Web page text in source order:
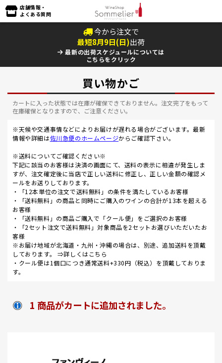
店舗情報・
よくある質問
今から注文で
最短8月9日(日)出荷
最新の出荷スケジュールについては
こちらをクリック
買い物かご
カートに入った状態では在庫が確保できておりません。注文完了をもって
在庫確保となりますので、ご注意ください。
※天候や交通事情などによりお届けが遅れる場合がございます。最新
情報や詳細は佐川急便のホームページからご確認下さい。
※送料についてご確認ください※
下記に該当のお客様は決済の画面にて、送料の表示に相違が発生しま
すが、注文確定後に当店で正しい送料に修正し、正しい金額の確認メ
ールをお送りしております。
・「12本単位の注文で送料無料」の条件を満たしているお客様
・「送料無料」の商品と同時にご購入のワインの合計が13本を超える
お客様
・「送料無料」の商品ご購入で「クール便」をご選択のお客様
・「2セット注文で送料無料」対象商品を2セットお選びいただいたお
客様
※お届け地域が北海道・九州・沖縄の場合は、別途、追加送料を頂戴
しております。 ⇒詳しくはこちら
・クール便は1個口につき通常送料+330円（税込）を頂戴しておりま
す。
1 商品がカートに追加されました。